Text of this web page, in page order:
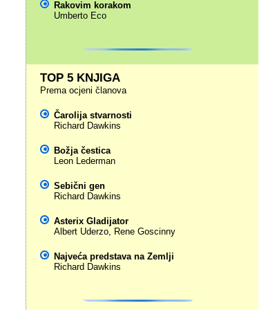
Rakovim korakom
Umberto Eco
TOP 5 KNJIGA
Prema ocjeni članova
Čarolija stvarnosti
Richard Dawkins
Božja čestica
Leon Lederman
Sebični gen
Richard Dawkins
Asterix Gladijator
Albert Uderzo, Rene Goscinny
Najveća predstava na Zemlji
Richard Dawkins